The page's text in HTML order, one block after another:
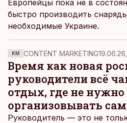
Европейцы пока не в
быстро производить
необходимые Украине.
KM CONTENT MARKETING
Время как новая
руководители всё
отдых, где не нужно
организовывать
Руководитель — это не